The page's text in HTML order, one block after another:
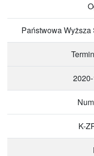
Państwowa Wyższa
K-